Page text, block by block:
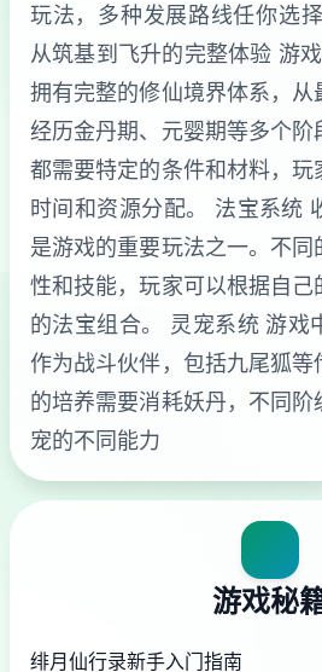
玩法，多种发展路线任你选
从筑基到飞升的完整体验 游
拥有完整的修仙境界体系，从
经历金丹期、元婴期等多个阶
都需要特定的条件和材料，玩
时间和资源分配。 法宝系统
是游戏的重要玩法之一。不
性和技能，玩家可以根据自
的法宝组合。 灵宠系统 游戏
作为战斗伙伴，包括九尾狐等
的培养需要消耗妖丹，不同阶
宠的不同能力
游戏秘
绯月仙行录新手入门指南